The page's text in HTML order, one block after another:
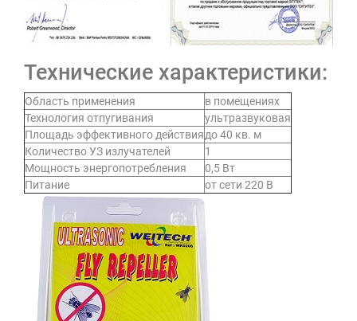
Технические характеристики:
Область применения
в помещениях
Технология отпугивания
ультразвуковая
Площадь эффективного действиядо 40 кв. м
Количество УЗ излучателей
1
Мощность энергопотребления
0,5 Вт
Питание
от сети 220 В